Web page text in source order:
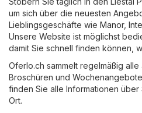
um sich über die neuesten
Lieblingsgeschäfte wie Manor,
Unsere Website ist möglichst
damit Sie schnell finden können,
Oferlo.ch sammelt regelmäßig alle
Broschüren und
finden Sie alle Informationen
Ort.